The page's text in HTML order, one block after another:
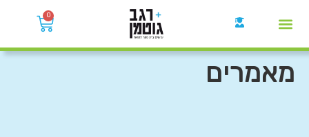
0
מאמרים